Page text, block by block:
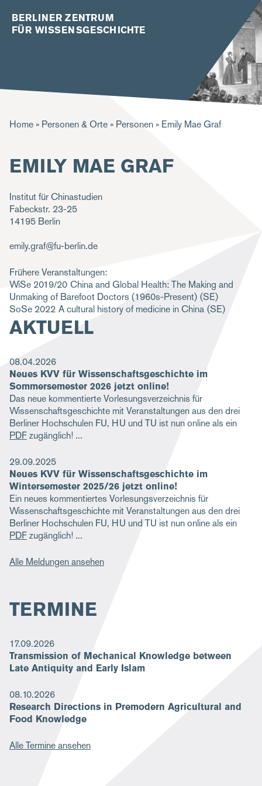
BERLINER ZENTRUM
FÜR WISSENSGESCHICHTE
P
a
n
a
v
g
a
t
i
n
Home Personen & Orte Personen Emily Mae Graf
EMILY MAE GRAF
Institut für Chinastudien
Fabeckstr. 23-25
14195 Berlin
emily.graf@fu-berlin.de
Frühere Veranstaltungen:
WiSe 2019/20 China and Global Health: The Making and
Unmaking of Barefoot Doctors (1960s-Present) (SE)
SoSe 2022 A cultural history of medicine in China (SE)
AKTUELL
08.04.2026
Neues KVV für Wissenschaftsgeschichte im
Sommersemester 2026 jetzt online!
Das neue kommentierte Vorlesungsverzeichnis für
Wissenschaftsgeschichte mit Veranstaltungen aus den drei
Berliner Hochschulen FU, HU und TU ist nun online als ein
PDFzugänglich!
29.09.2025
Neues KVV für Wissenschaftsgeschichte im
Wintersemester 2025/26 jetzt online!
Ein neues kommentiertes Vorlesungsverzeichnis für
Wissenschaftsgeschichte mit Veranstaltungen aus den drei
Berliner Hochschulen FU, HU und TU ist nun online als ein
PDFzugänglich!
Alle Meldungen ansehen
TERMINE
17.09.2026
Transmission of Mechanical Knowledge between
Late Antiquity and Early Islam
08.10.2026
Research Directions in Premodern Agricultural and
Food Knowledge
Alle Termine ansehen